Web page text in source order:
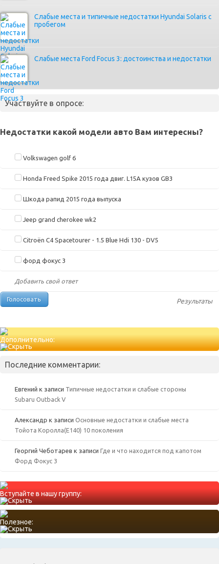
Слабые места и типичные недостатки Hyundai Solaris с
пробегом
Слабые места Ford Focus 3: достоинства и недостатки
Участвуйте в опросе:
Недостатки какой модели авто Вам интересны?
Volkswagen golf 6
Honda Freed Spike 2015 года двиг. L15A кузов GB3
Шкода рапид 2015 года выпуска
Jeep grand cherokee wk2
Citroën C4 Spacetourer - 1.5 Blue Hdi 130 - DV5
форд фокус 3
Добавить свой ответ
Результаты
Дополнительно:
Последние комментарии:
Евгений к записи Типичные недостатки и слабые стороны
Subaru Outback V
Александр к записи Основные недостатки и слабые места
Тойота Королла(Е140) 10 поколения
Георгий Чеботарев к записи Где и что находится под капотом
Форд Фокус 3
Вступайте в нашу группу:
Полезное: